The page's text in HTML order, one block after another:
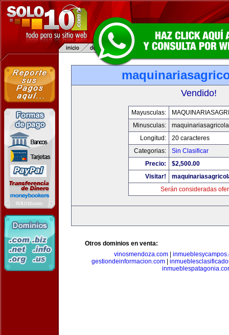
Vendido!
Mayusculas:
Minusculas:
Longitud:
20 caracteres
Categorias:
Sin Clasificar
Precio:
$2,500.00
Visitar!
Serán consideradas
Otros dominios en venta:
vinosmendoza.com|
gestiondeinformacion.com